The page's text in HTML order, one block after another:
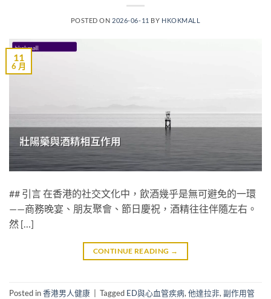
POSTED ON 2026-06-11 BY HKOKMALL
11
6 月
## 引言 在香港的社交文化中，飲酒幾乎是無可避免的一環
——商務晚宴、朋友聚會、節日慶祝，酒精往往伴隨左右。
然 […]
CONTINUE READING →
Posted in香港男人健康 Tagged ED與心血管疾病, 他達拉非, 副作用管